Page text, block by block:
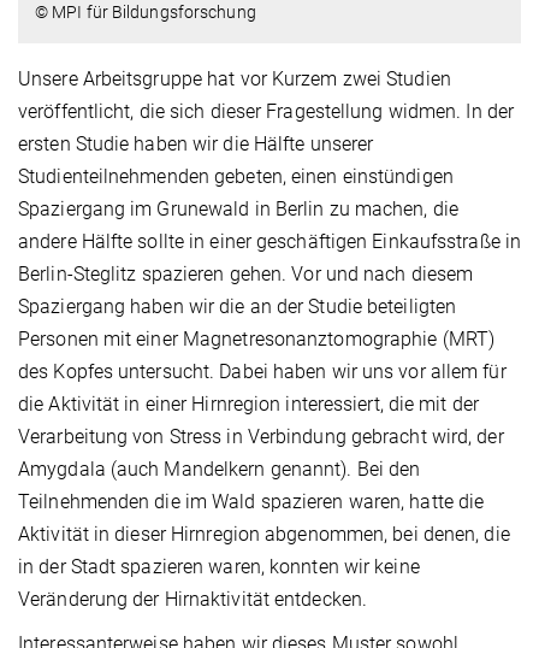
© MPI für Bildungsforschung
Unsere Arbeitsgruppe hat vor Kurzem zwei Studien
veröffentlicht, die sich dieser Fragestellung widmen. In der
ersten Studie haben wir die Hälfte unserer
Studienteilnehmenden gebeten, einen einstündigen
Spaziergang im Grunewald in Berlin zu machen, die
andere Hälfte sollte in einer geschäftigen Einkaufsstraße in
Berlin-Steglitz spazieren gehen. Vor und nach diesem
Spaziergang haben wir die an der Studie beteiligten
Personen mit einer Magnetresonanztomographie (MRT)
des Kopfes untersucht. Dabei haben wir uns vor allem für
die Aktivität in einer Hirnregion interessiert, die mit der
Verarbeitung von Stress in Verbindung gebracht wird, der
Amygdala (auch Mandelkern genannt). Bei den
Teilnehmenden die im Wald spazieren waren, hatte die
Aktivität in dieser Hirnregion abgenommen, bei denen, die
in der Stadt spazieren waren, konnten wir keine
Veränderung der Hirnaktivität entdecken.